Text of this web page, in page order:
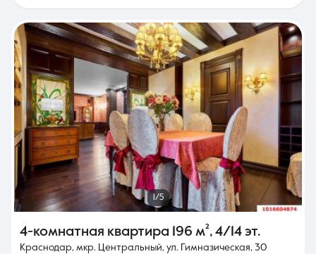
1/5
4-комнатная квартира 196 м², 4/14 эт.
Краснодар, мкр. Центральный, ул. Гимназическая, 30